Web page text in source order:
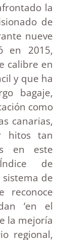
la
de
nueve
en 2015,
calibre en
y que ha
bagaje,
como
canarias,
hitos tan
en este
de
de
reconoce
‘en el
la mejoría
regional,